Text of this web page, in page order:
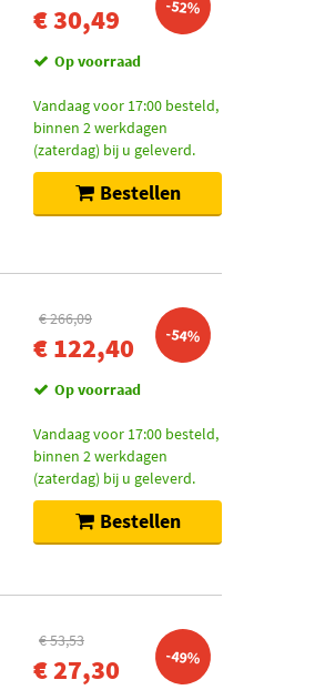
€ 30,49 -52%
Op voorraad
Vandaag voor 17:00 besteld,
binnen 2 werkdagen
(zaterdag) bij u geleverd.
Bestellen
€ 266,09
€ 122,40 -54%
Op voorraad
Vandaag voor 17:00 besteld,
binnen 2 werkdagen
(zaterdag) bij u geleverd.
Bestellen
€ 53,53
€ 27,30 -49%